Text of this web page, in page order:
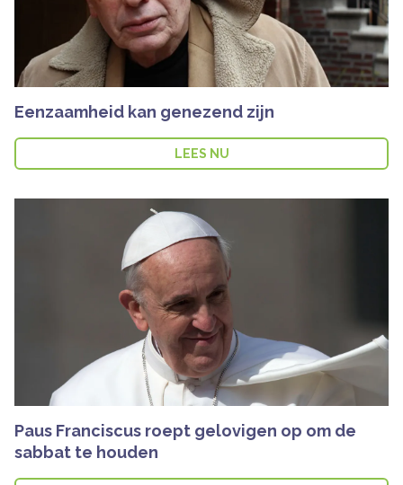
Eenzaamheid kan genezend zijn
LEES NU
Paus Franciscus roept gelovigen op om de
sabbat te houden